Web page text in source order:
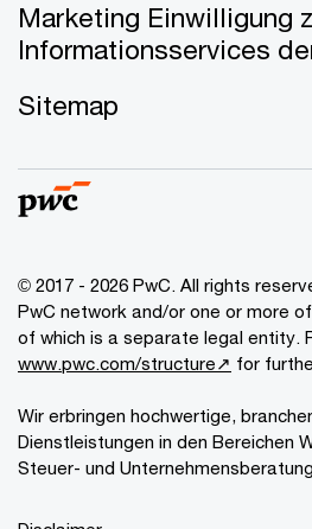
Marketing Einwilligung
Informationsservices
Sitemap
© 2017 - 2026 PwC. All rights
PwC network and/or one or more
of which is a separate legal entity.
www.pwc.com/structure↗ for
Wir erbringen hochwertige,
Dienstleistungen in den Bereichen
Steuer- und